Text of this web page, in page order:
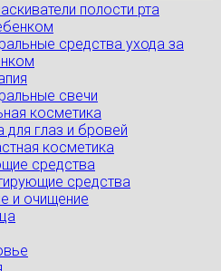
полости рта
средства ухода за
свечи
косметика
для глаз и бровей
косметика
средства
средства
и очищение